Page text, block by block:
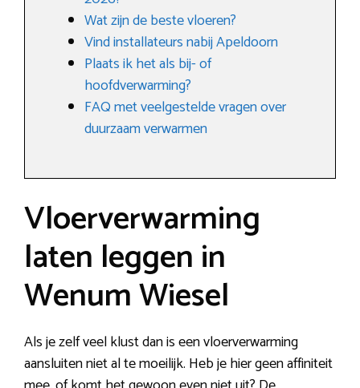
Wat zijn de beste vloeren?
Vind installateurs nabij Apeldoorn
Plaats ik het als bij- of
hoofdverwarming?
FAQ met veelgestelde vragen over
duurzaam verwarmen
Vloerverwarming
laten leggen in
Wenum Wiesel
Als je zelf veel klust dan is een vloerverwarming
aansluiten niet al te moeilijk. Heb je hier geen affiniteit